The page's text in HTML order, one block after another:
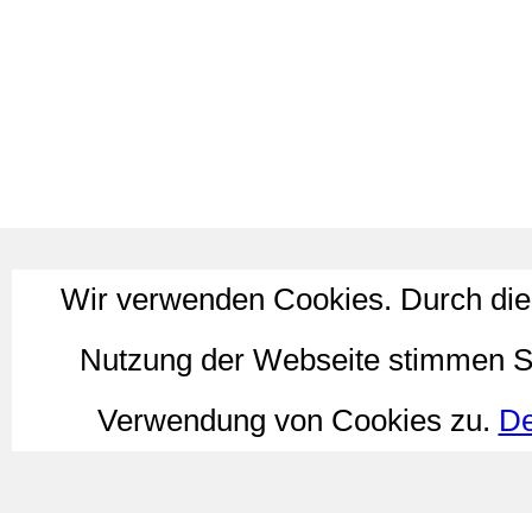
Wir verwenden Cookies. Durch
Nutzung der Webseite stimmen
Verwendung von Cookies zu.